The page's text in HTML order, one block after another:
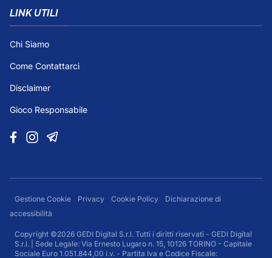
LINK UTILI
Chi Siamo
Come Contattarci
Disclaimer
Gioco Responsabile
Gestione Cookie Privacy Cookie Policy
Dichiarazione di
accessibilità
Copyright ©2026 GEDI Digital S.r.l. Tutti i diritti riservati - GEDI Digital
S.r.l. | Sede Legale: Via Ernesto Lugaro n. 15, 10126 TORINO - Capitale
Sociale Euro 1.051.844,00 i.v. - Partita Iva e Codice Fiscale: